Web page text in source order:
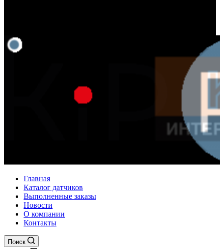
Главная
Каталог датчиков
Выполненные заказы
Новости
О компании
Контакты
Поиск